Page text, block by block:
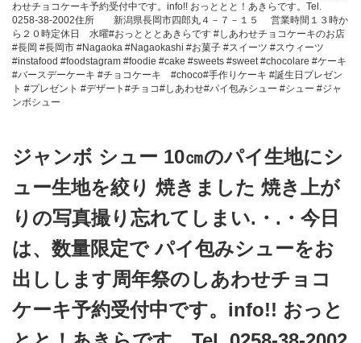
n
a
v
a
t
i
n
わせチョコケーキ予約受付中です。info!! おっととと！あきらです。Tel.
0258-38-2002住所 新潟県長岡市四郎丸４－７－１５ 営業時間１３時か
ら２０時定休日 水曜#おっとととあきらです #しあわせチョコケーキのお店
#長岡 #長岡市 #Nagaoka #Nagaokashi #お菓子 #スイーツ #スウィーツ
#instafood #foodstagram #foodie #cake #sweets #sweet #chocolare #ケーキ
#バースデーケーキ #チョコケーキ #choco#手作りケーキ #誕生日プレゼン
ト #プレゼント #デザート#チョコ#しあわせ#パイ包みシュー #シュー #ジャ
ンボシュー
ジャンボ シュー 10㎝のパイ生地にシ
ュー生地を絞り 焼きました 焼き上が
りの写真撮り忘れてしまい.・.・今日
は、数量限定で パイ包みシューをお
出しします️周年祭のしあわせチョコ
ケーキ予約受付中です。info!! おっと